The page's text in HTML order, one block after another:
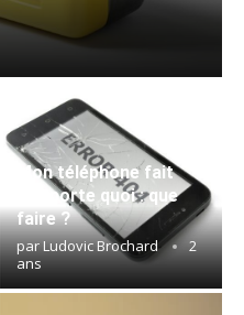
Mon téléphone fait
n’importe quoi : que
faire ?
parLudovic Brochard
2
ans